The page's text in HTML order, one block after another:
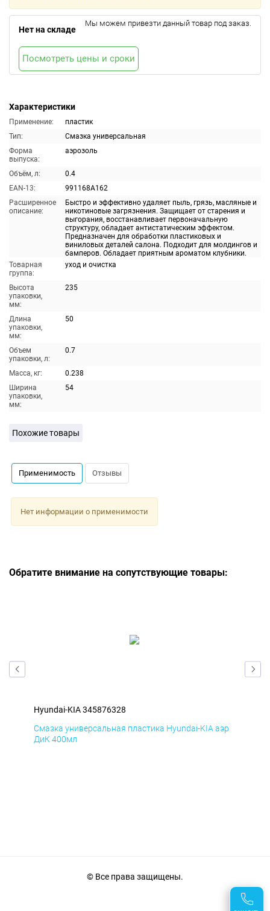
Характеристики
Применение:
пластик
Тип:
Смазка универсальная
Форма
выпуска:
аэрозоль
Объём, л:
0.4
EAN-13:
991168A162
Расширенное
описание:
Быстро и эффективно удаляет пыль, грязь, масляные и
никотиновые загрязнения. Защищает от старения и
выгорания, восстанавливает первоначальную
структуру, обладает антистатическим эффектом.
Предназначен для обработки пластиковых и
виниловых деталей салона. Подходит для молдингов и
бамперов. Обладает приятным ароматом клубники.
Товарная
группа:
уход и очистка
Высота
упаковки,
мм:
235
Длина
упаковки,
мм:
50
Объем
упаковки, л:
0.7
Масса, кг:
0.238
Ширина
упаковки,
мм:
54
Нет на складе
Мы можем привезти данный товар под заказ.
Посмотреть цены и сроки
Похожие товары
Применимость Отзывы
Нет информации о применимости
Обратите внимание на сопутствующие товары:
Hyundai-KIA 345876328
Смазка универсальная пластика Hyundai-KIA аэр
ДиК 400мл
© Все права защищены.